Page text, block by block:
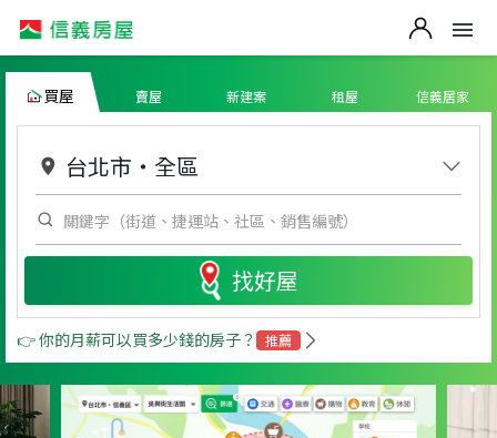
買屋 賣屋 新建案 租屋 信義居家
台北市 ・ 全區
找好屋
👉 你的月薪可以買多少錢的房子？ 推薦